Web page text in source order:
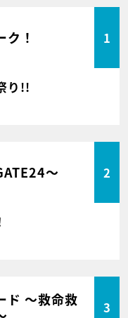
ク！ 1
り!!
～ 2
ド ～救命救
3